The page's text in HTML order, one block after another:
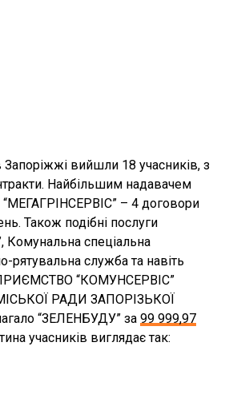
Запоріжжі вийшли 18 учасників, з
Найбільшим надавачем
“МЕГАГРІНСЕРВІС” – 4 договори
Також подібні послуги
Комунальна спеціальна
рятувальна служба та навіть
“КОМУНСЕРВІС”
РАДИ ЗАПОРІЗЬКОЇ
“ЗЕЛЕНБУДУ” за 99 999,97
учасників виглядає так: